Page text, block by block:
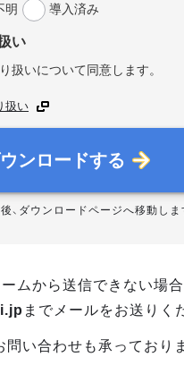
明 導入済み
い
扱いについて同意します。
扱い
ンロードする
、ダウンロードページへ移動しま
ムから送信できない場合
までメールをお送りく
い合わせも承っており